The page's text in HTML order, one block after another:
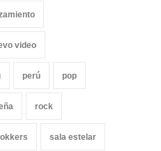
video
perú pop
rock
sala estelar